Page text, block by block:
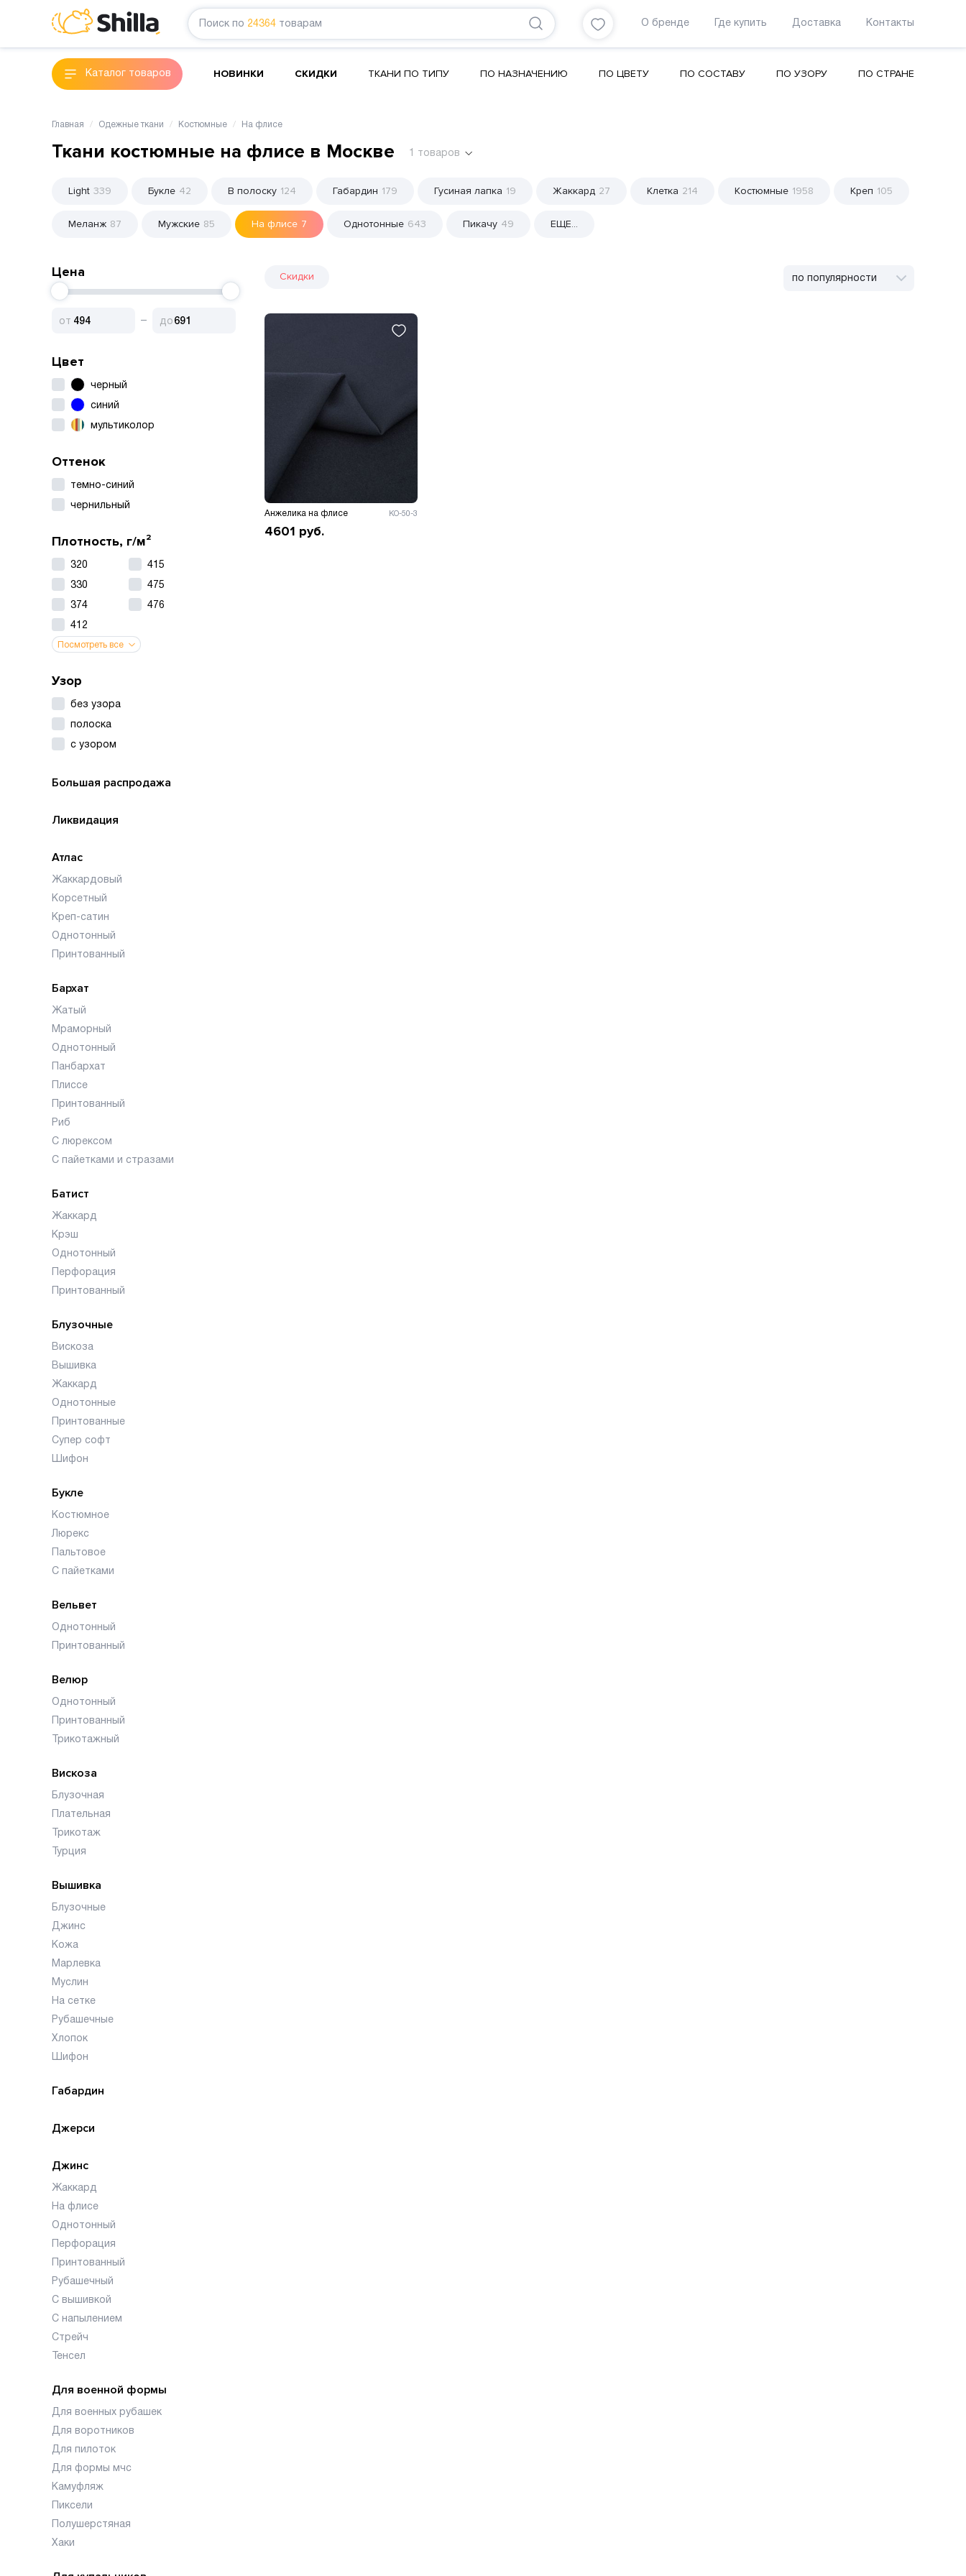
Поиск по 24364 товарам О бренде Где купить Доставка Контакты
Каталог товаров НОВИНКИ СКИДКИ ТКАНИ ПО ТИПУ ПО НАЗНАЧЕНИЮ ПО ЦВЕТУ ПО СОСТАВУ ПО УЗОРУ ПО СТРАНЕ
Главная Одежные ткани Костюмные На флисе
Ткани костюмные на флисе в Москве 1 товаров
Light 339 Букле 42 В полоску 124 Габардин 179 Гусиная лапка 19 Жаккард 27 Клетка 214 Костюмные 1958 Креп 105
Меланж 87 Мужские 85 На флисе 7 Однотонные 643 Пикачу 49 ЕЩЕ...
Цена
Цвет
черный
синий
мультиколор
Оттенок
темно-синий
чернильный
Плотность, г/м²
320
330
374
412
415
475
476
Посмотреть все
Узор
без узора
полоска
с узором
Большая распродажа
Ликвидация
Атлас
Жаккардовый
Корсетный
Креп-сатин
Однотонный
Принтованный
Бархат
Жатый
Мраморный
Однотонный
Панбархат
Плиссе
Принтованный
Риб
С люрексом
С пайетками и стразами
Батист
Жаккард
Крэш
Однотонный
Перфорация
Принтованный
Блузочные
Вискоза
Вышивка
Жаккард
Однотонные
Принтованные
Супер софт
Шифон
Букле
Костюмное
Люрекс
Пальтовое
С пайетками
Вельвет
Однотонный
Принтованный
Велюр
Однотонный
Принтованный
Трикотажный
Вискоза
Блузочная
Плательная
Трикотаж
Турция
Вышивка
Блузочные
Джинс
Кожа
Марлевка
Муслин
На сетке
Рубашечные
Хлопок
Шифон
Габардин
Джерси
Джинс
Жаккард
На флисе
Однотонный
Перфорация
Принтованный
Рубашечный
С вышивкой
С напылением
Стрейч
Тенсел
Для военной формы
Для военных рубашек
Для воротников
Для пилоток
Для формы мчс
Камуфляж
Пиксели
Полушерстяная
Хаки
Скидки по популярности
Анжелика на флисе КО-50-3
4601 руб.